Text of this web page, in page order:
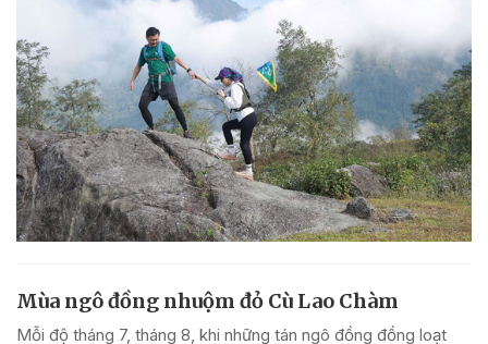
Mùa ngô đồng nhuộm đỏ Cù Lao Chàm
Mỗi độ tháng 7, tháng 8, khi những tán ngô đồng đồng loạt